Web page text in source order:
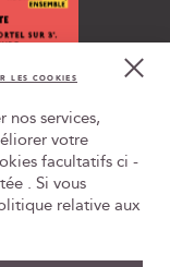
services,
votre
facultatifs ci -
. Si vous
relative aux
LES COOKIES